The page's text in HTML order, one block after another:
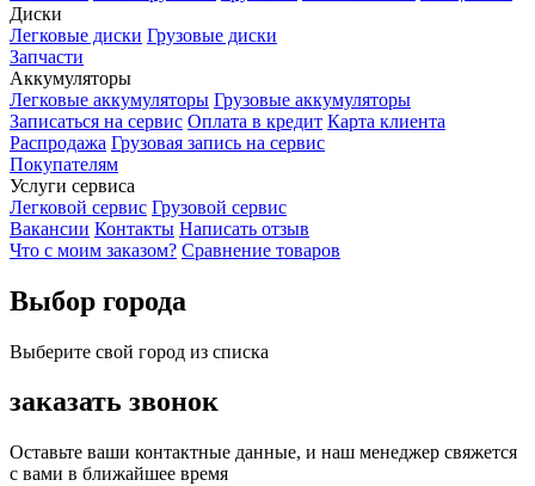
Диски
Легковые диски Грузовые диски
Запчасти
Аккумуляторы
Легковые аккумуляторы Грузовые аккумуляторы
Записаться на сервис Оплата в кредит Карта клиента
Распродажа Грузовая запись на сервис
Покупателям
Услуги сервиса
Легковой сервис Грузовой сервис
Вакансии Контакты Написать отзыв
Что с моим заказом? Сравнение товаров
Выбор города
Выберите свой город из списка
заказать звонок
Оставьте ваши контактные данные, и наш менеджер свяжется
с вами в ближайшее время